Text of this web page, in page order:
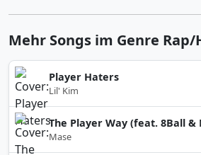
Mehr Songs im Genre Rap/
Player Haters
Lil' Kim
The Player Way (feat. 8Ball &
Mase